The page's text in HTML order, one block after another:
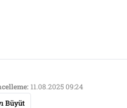
11.08.2025 09:24
Büyüt